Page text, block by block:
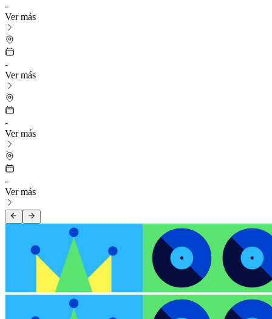
-
Ver más
-
Ver más
-
Ver más
-
Ver más